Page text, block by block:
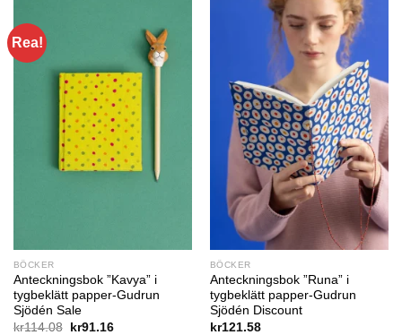
Rea!
BÖCKER
Anteckningsbok ”Kavya” i
tygbeklätt papper-Gudrun
Sjödén Sale
kr114.08
Det
kr91.16Det
BÖCKER
Anteckningsbok ”Runa” i
tygbeklätt papper-Gudrun
Sjödén Discount
kr121.58